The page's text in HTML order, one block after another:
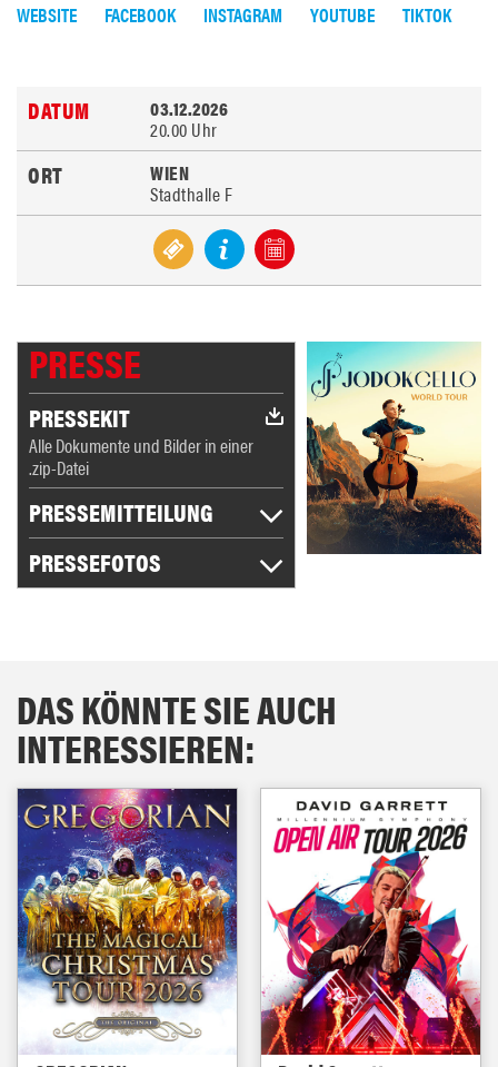
WEBSITE FACEBOOK INSTAGRAM YOUTUBE TIKTOK
03.12.2026
20.00 Uhr
WIEN
Stadthalle F
PRESSE
PRESSEKIT
Alle Dokumente und Bilder in einer
.zip-Datei
PRESSEMITTEILUNG
PRESSEFOTOS
DAS KÖNNTE SIE AUCH
INTERESSIEREN: